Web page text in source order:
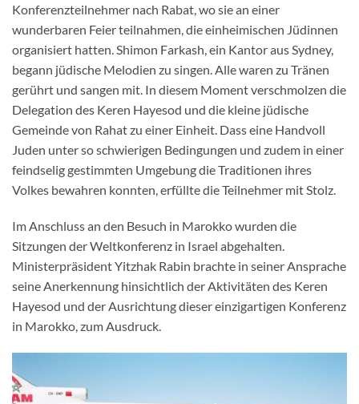
Konferenzteilnehmer nach Rabat, wo sie an einer
wunderbaren Feier teilnahmen, die einheimischen Jüdinnen
organisiert hatten. Shimon Farkash, ein Kantor aus Sydney,
begann jüdische Melodien zu singen. Alle waren zu Tränen
gerührt und sangen mit. In diesem Moment verschmolzen die
Delegation des Keren Hayesod und die kleine jüdische
Gemeinde von Rahat zu einer Einheit. Dass eine Handvoll
Juden unter so schwierigen Bedingungen und zudem in einer
feindselig gestimmten Umgebung die Traditionen ihres
Volkes bewahren konnten, erfüllte die Teilnehmer mit Stolz.
Im Anschluss an den Besuch in Marokko wurden die
Sitzungen der Weltkonferenz in Israel abgehalten.
Ministerpräsident Yitzhak Rabin brachte in seiner Ansprache
seine Anerkennung hinsichtlich der Aktivitäten des Keren
Hayesod und der Ausrichtung dieser einzigartigen Konferenz
in Marokko, zum Ausdruck.